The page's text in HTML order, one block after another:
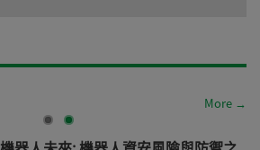
More →